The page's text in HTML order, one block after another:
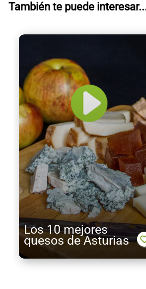
También te puede
Los 10 mejores
quesos de Asturias